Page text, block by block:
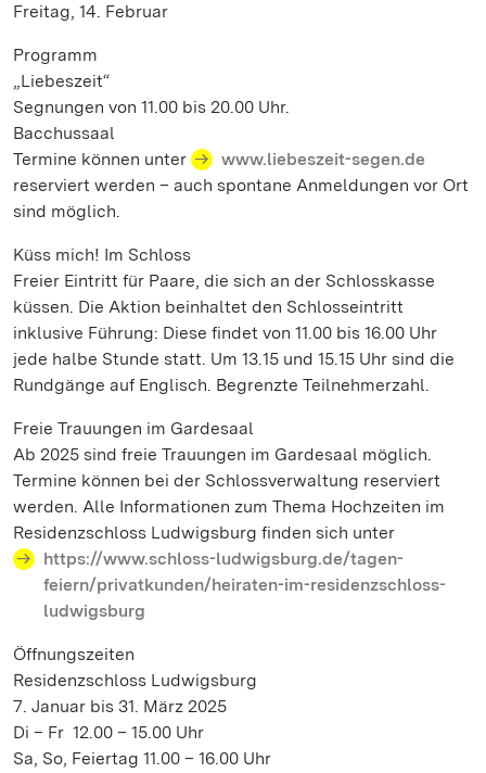
Freitag, 14. Februar
Programm
„Liebeszeit“
Segnungen von 11.00 bis 20.00 Uhr.
Bacchussaal
Termine können unter
www.liebeszeit-segen.de
reserviert werden – auch spontane Anmeldungen vor Ort
sind möglich.
Küss mich! Im Schloss
Freier Eintritt für Paare, die sich an der Schlosskasse
küssen. Die Aktion beinhaltet den Schlosseintritt
inklusive Führung: Diese findet von 11.00 bis 16.00 Uhr
jede halbe Stunde statt. Um 13.15 und 15.15 Uhr sind die
Rundgänge auf Englisch. Begrenzte Teilnehmerzahl.
Freie Trauungen im Gardesaal
Ab 2025 sind freie Trauungen im Gardesaal möglich.
Termine können bei der Schlossverwaltung reserviert
werden. Alle Informationen zum Thema Hochzeiten im
Residenzschloss Ludwigsburg finden sich unter
https://www.schloss-ludwigsburg.de/tagen-
feiern/privatkunden/heiraten-im-residenzschloss-
ludwigsburg
Öffnungszeiten
Residenzschloss Ludwigsburg
7. Januar bis 31. März 2025
Di – Fr 12.00 – 15.00 Uhr
Sa, So, Feiertag 11.00 – 16.00 Uhr